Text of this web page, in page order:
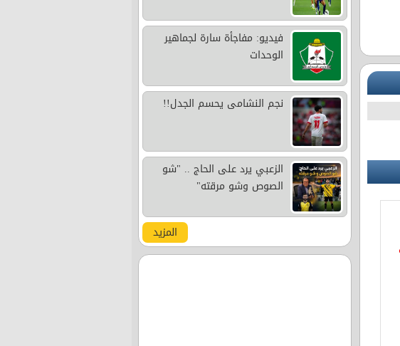
فيديو: مفاجأة سارة لجماهير
الوحدات
نجم النشامى يحسم الجدل!!
الزعبي يرد على الحاج .. "شو
الصوص وشو مرقته"
المزيد